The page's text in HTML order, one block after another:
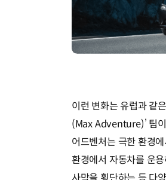
이런 변화는 유럽과 같
(Max Adventure)’ 팀
어드벤처는 극한 환경
환경에서 자동차를 운